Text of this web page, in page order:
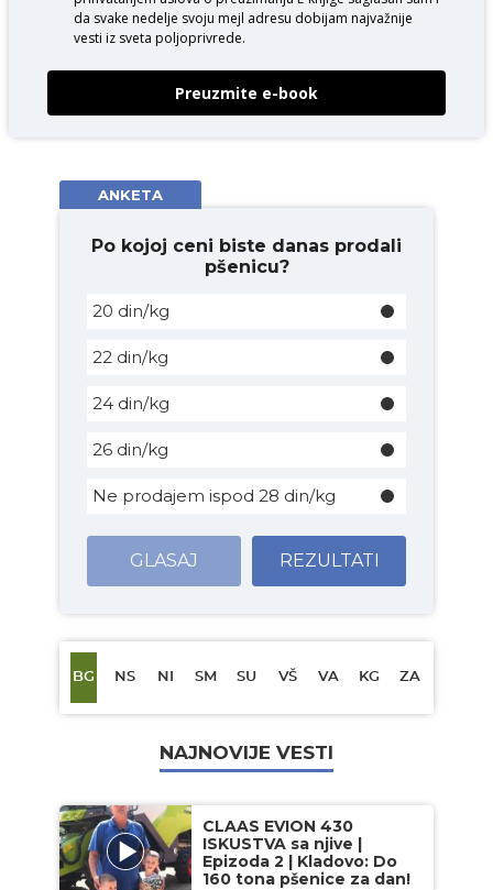
da svake nedelje svoju mejl adresu dobijam najvažnije
vesti iz sveta poljoprivrede.
Preuzmite e-book
ANKETA
Po kojoj ceni biste danas prodali
pšenicu?
20 din/kg
22 din/kg
24 din/kg
26 din/kg
Ne prodajem ispod 28 din/kg
GLASAJ REZULTATI
BG NS NI SM SU VŠ VA KG ZA
NAJNOVIJE VESTI
CLAAS EVION 430
ISKUSTVA sa njive |
Epizoda 2 | Kladovo: Do
160 tona pšenice za dan!